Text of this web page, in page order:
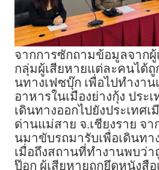
จากการซักถามข้อมูลจากผู้
กลุ่มผู้เสียหายแต่ละคนได้
นทางเฟซบุ๊ก เพื่อไปทำงา
อาหารในเมืองย่างกุ้ง ประ
เดินทางออกไปยังประเทศ
ด่านแม่สาย จ.เชียงราย จ
นมาขับรถมารับเพื่อเดินทา
เมื่อถึงสถานที่ทำงานพบว่า
ป๊อก ผู้เสียหายถูกยึดหนังสื